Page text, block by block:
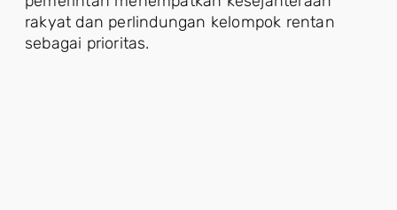
rakyat dan perlindungan kelompok rentan
sebagai prioritas.